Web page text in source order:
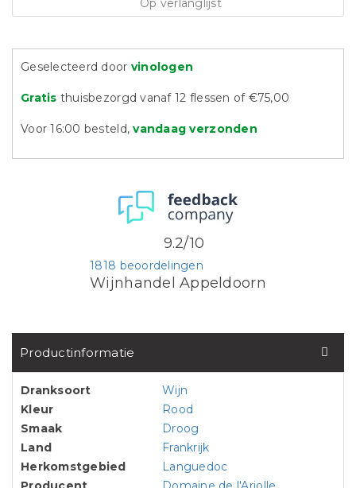
Op verlanglijst
Geselecteerd door vinologen
Gratis thuisbezorgd vanaf 12 flessen of €75,00
Voor 16:00 besteld,vandaag verzonden
Wijnhandel Appeldoorn
1818 beoordelingen
9.2/10
Productinformatie
Dranksoort
Wijn
Kleur
Rood
Smaak
Droog
Land
Frankrijk
Herkomstgebied
Languedoc